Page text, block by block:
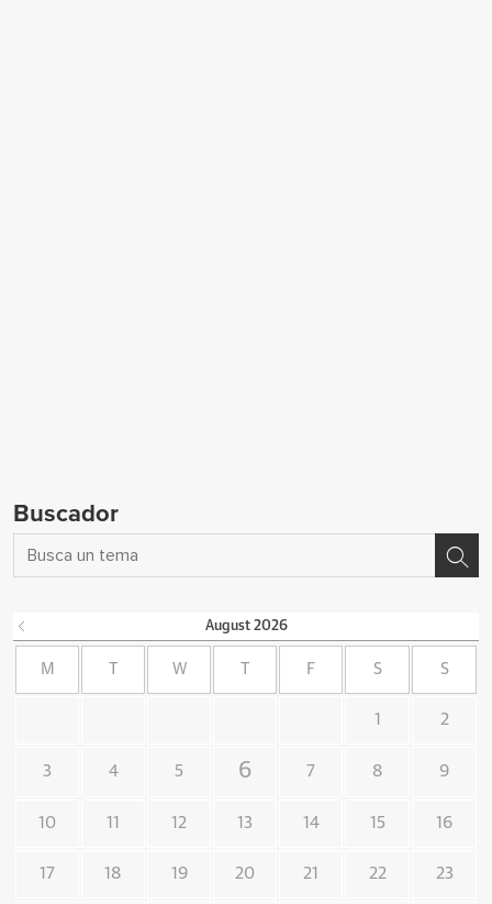
Buscador
August 2026
M W F S S
1 2
3 4 5 6 7 8 9
10 11 12 13 14 15 16
17 18 19 20 21 22 23